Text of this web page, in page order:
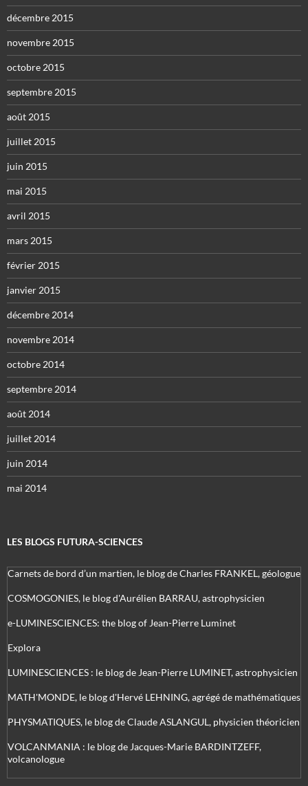
décembre 2015
novembre 2015
octobre 2015
septembre 2015
août 2015
juillet 2015
juin 2015
mai 2015
avril 2015
mars 2015
février 2015
janvier 2015
décembre 2014
novembre 2014
octobre 2014
septembre 2014
août 2014
juillet 2014
juin 2014
mai 2014
LES BLOGS FUTURA-SCIENCES
Carnets de bord d’un martien, le blog de Charles FRANKEL, géologue
COSMOGONIES, le blog d'Aurélien BARRAU, astrophysicien
e-LUMINESCIENCES: the blog of Jean-Pierre Luminet
Explora
LUMINESCIENCES : le blog de Jean-Pierre LUMINET, astrophysicien
MATH'MONDE, le blog d'Hervé LEHNING, agrégé de mathématiques
PHYSMATIQUES, le blog de Claude ASLANGUL, physicien théoricien
VOLCANMANIA : le blog de Jacques-Marie BARDINTZEFF,
volcanologue